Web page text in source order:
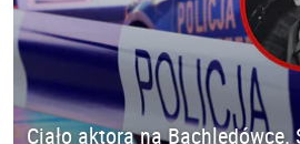
Ciało aktora na Bachledówce.